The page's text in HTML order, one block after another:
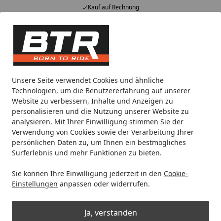
Unsere Seite verwendet Cookies und ähnliche
Technologien, um die Benutzererfahrung auf unserer
Website zu verbessern, Inhalte und Anzeigen zu
personalisieren und die Nutzung unserer Website zu
analysieren. Mit Ihrer Einwilligung stimmen Sie der
Verwendung von Cookies sowie der Verarbeitung Ihrer
persönlichen Daten zu, um Ihnen ein bestmögliches
Surferlebnis und mehr Funktionen zu bieten.
Sie können Ihre Einwilligung jederzeit in den Cookie-
Einstellungen anpassen oder widerrufen.
Ja, verstanden
Kauf auf Rechnung
Alle Produkte
Mein Konto
Suchen
Noch 1 Tag und 15 Stunden
Spare bis zu 35% auf EVOLIFT® Zentralständer
von BTR!
Startseite
Motorradteile & Ersatzteile Bremsen Bremsen Zubehör
Brembo Stiftsatz